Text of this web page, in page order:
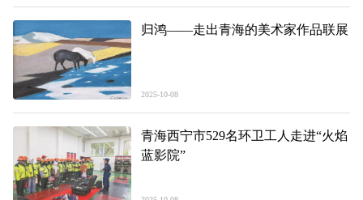
归鸿——走出青海的美术家作品联展
2025-10-08
青海西宁市529名环卫工人走进“火焰
蓝影院”